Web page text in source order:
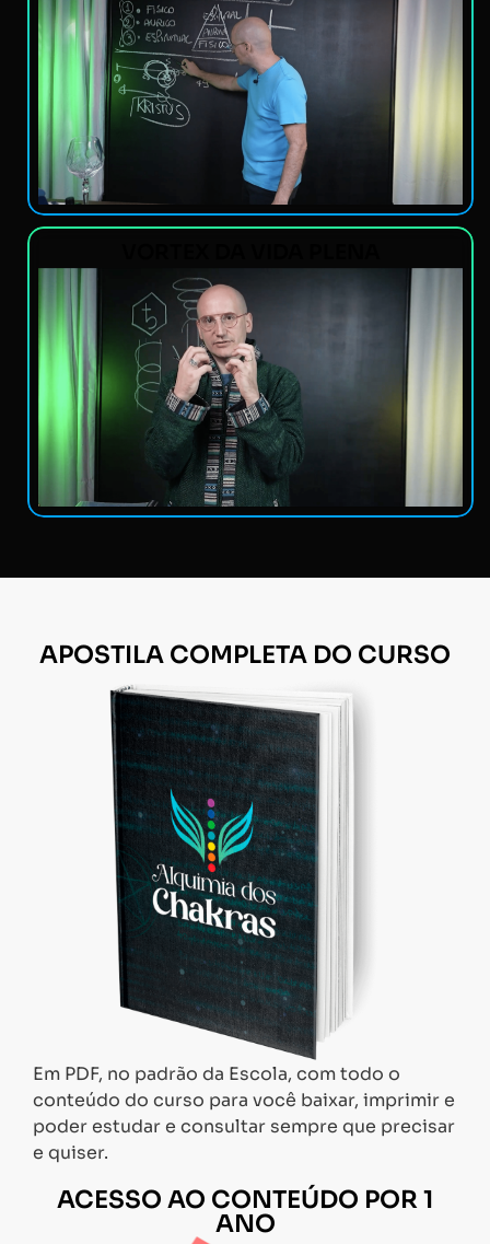
APOSTILA COMPLETA DO CURSO
Em PDF, no padrão da Escola, com todo o
conteúdo do curso para você baixar, imprimir e
poder estudar e consultar sempre que precisar
e quiser.
ACESSO AO CONTEÚDO POR 1
ANO